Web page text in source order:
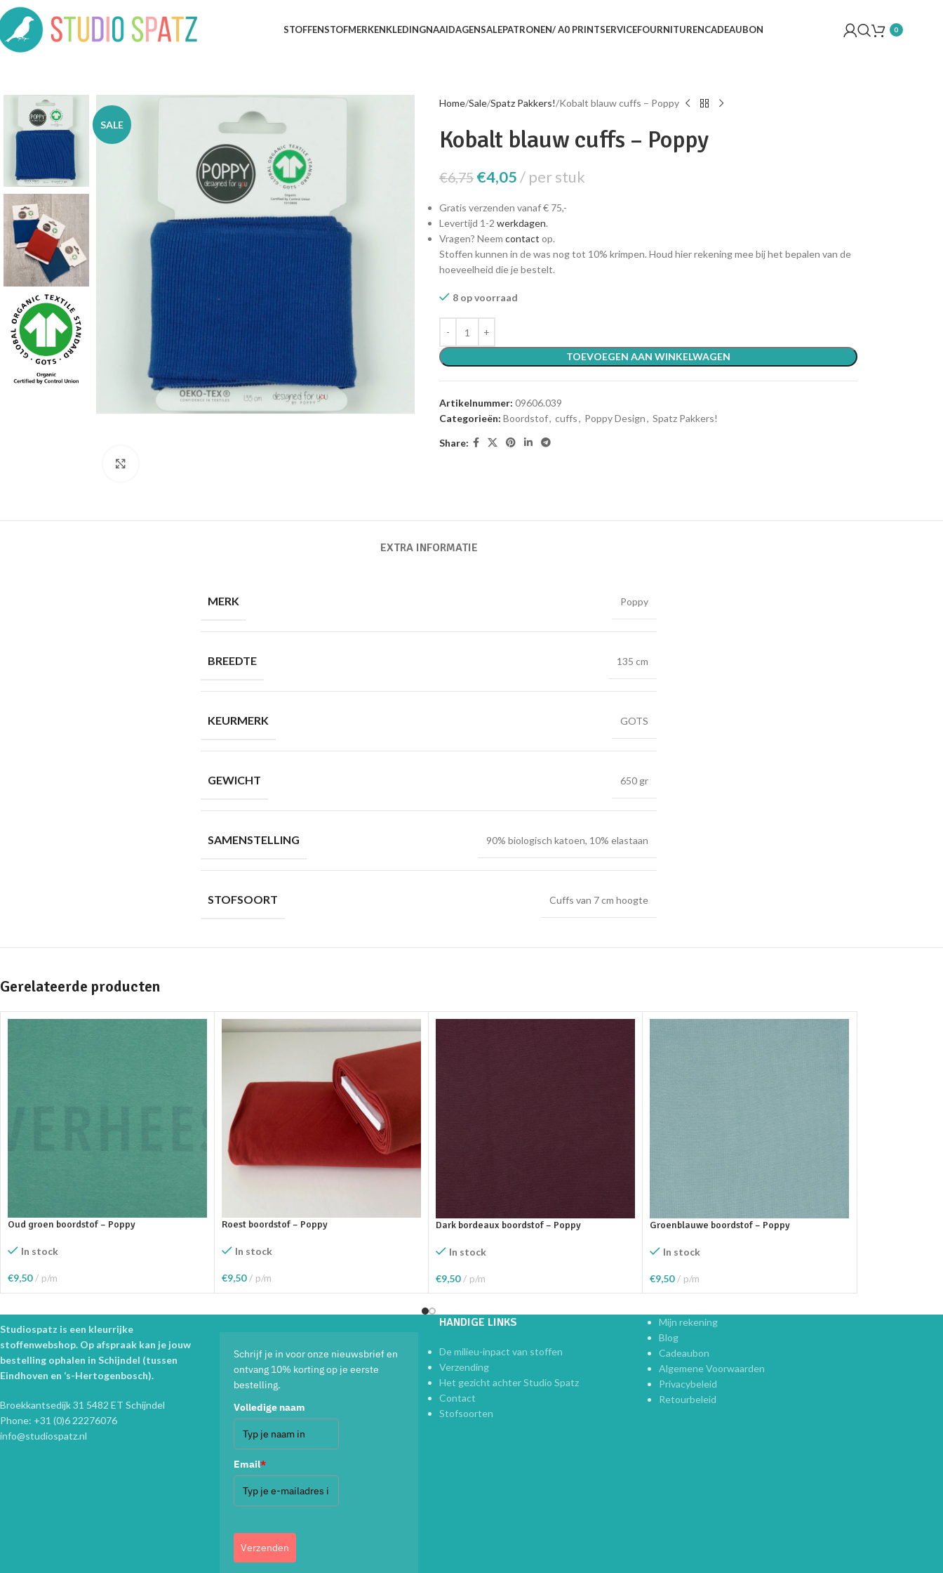
STOFFENSTOFMERKENKLEDINGNAAIDAGENSALEPATRONEN/ A0 PRINTSERVICEFOURNITURENCADEAUBON 0
SALE
Home Sale Spatz Pakkers! Kobalt blauw cuffs – Poppy
Kobalt blauw cuffs – Poppy
€6,75 €4,05 per stuk
Gratis verzenden vanaf € 75,-
Levertijd 1-2 werkdagen.
Vragen? Neem contact op.
Stoffen kunnen in de was nog tot 10% krimpen. Houd hier rekening mee bij het bepalen van de
hoeveelheid die je bestelt.
8 op voorraad
TOEVOEGEN AAN WINKELWAGEN
Artikelnummer: 09606.039
Categorieën: Boordstof, cuffs, Poppy Design, Spatz Pakkers!
Share:
EXTRA INFORMATIE
MERK Poppy
BREEDTE 135 cm
KEURMERK GOTS
GEWICHT 650 gr
SAMENSTELLING 90% biologisch katoen, 10% elastaan
STOFSOORT Cuffs van 7 cm hoogte
Gerelateerde producten
Oud groen boordstof – Poppy
In stock
€9,50 p/m
Roest boordstof – Poppy
In stock
€9,50 p/m
Dark bordeaux boordstof – Poppy
In stock
€9,50 p/m
Groenblauwe boordstof – Poppy
In stock
€9,50 p/m
Studiospatz is een kleurrijke
stoffenwebshop. Op afspraak kan je jouw
bestelling ophalen in Schijndel (tussen
Eindhoven en ‘s-Hertogenbosch).
Broekkantsedijk 31 5482 ET Schijndel
Phone: +31 (0)6 22276076
info@studiospatz.nl
Schrijf je in voor onze nieuwsbrief en
ontvang 10% korting op je eerste
bestelling.
Volledige naam
Email*
Verzenden
HANDIGE LINKS
De milieu-inpact van stoffen
Verzending
Het gezicht achter Studio Spatz
Contact
Stofsoorten
Mijn rekening
Blog
Cadeaubon
Algemene Voorwaarden
Privacybeleid
Retourbeleid